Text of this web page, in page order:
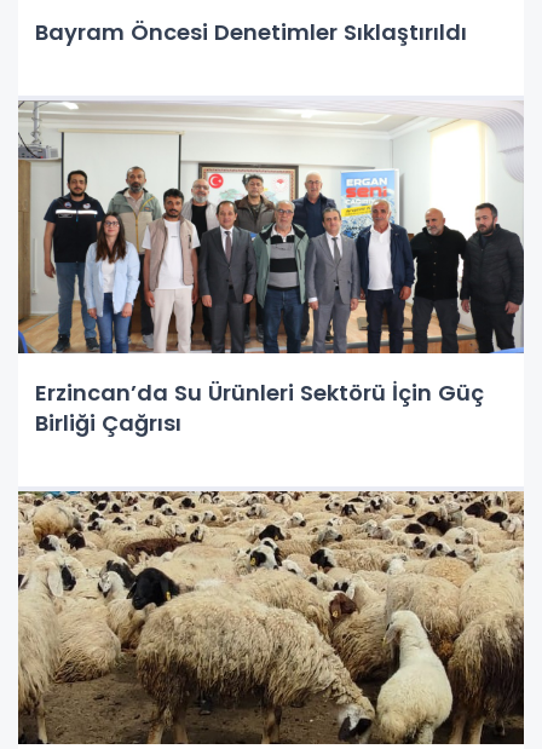
Bayram Öncesi Denetimler Sıklaştırıldı
Erzincan’da Su Ürünleri Sektörü İçin Güç
Birliği Çağrısı